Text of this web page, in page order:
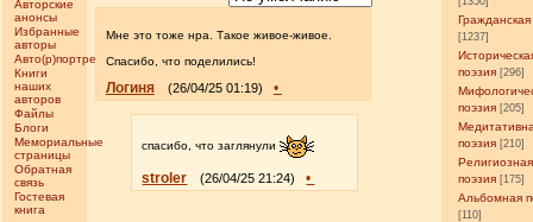
Авторские
анонсы
Избранные
авторы
Авто(р)портреты
Книги
наших
авторов
Файлы
Блоги
Мемориальные
страницы
Обратная
связь
Гостевая
книга
Гражданская
[1237]
поэзия [296]
поэзия [205]
поэзия [210]
Религиозная
поэзия [175]
Альбомная
[110]
Мне это тоже нра. Такое живое-живое.
Спасибо, что поделились!
Логиня (26/04/25 01:19) •
спасибо, что заглянули
stroler (26/04/25 21:24) •